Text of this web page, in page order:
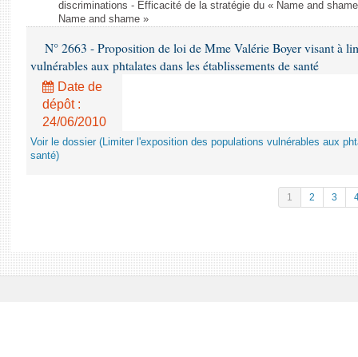
discriminations - Efficacité de la stratégie du « Name and
Name and shame »
N° 2663 - Proposition de loi de Mme Valérie Boyer visant à
vulnérables aux phtalates dans les établissements de santé
Date de
dépôt :
24/06/2010
Voir le dossier (Limiter l'exposition des populations vulnérables aux
santé)
1 2 3